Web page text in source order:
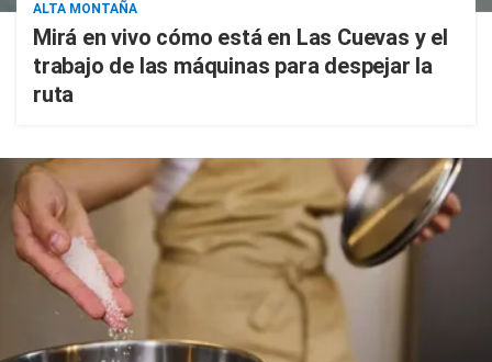
ALTA MONTAÑA
Mirá en vivo cómo está en Las Cuevas y el
trabajo de las máquinas para despejar la
ruta